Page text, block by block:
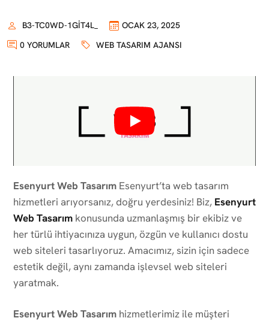
B3-TC0WD-1GIT4L_
OCAK 23, 2025
0 YORUMLAR
WEB TASARIM AJANSI
Esenyurt Web Tasarım Esenyurt’ta web tasarım
hizmetleri arıyorsanız, doğru yerdesiniz! Biz, Esenyurt
Web Tasarım konusunda uzmanlaşmış bir ekibiz ve
her türlü ihtiyacınıza uygun, özgün ve kullanıcı dostu
web siteleri tasarlıyoruz. Amacımız, sizin için sadece
estetik değil, aynı zamanda işlevsel web siteleri
yaratmak.
Esenyurt Web Tasarım hizmetlerimiz ile müşteri